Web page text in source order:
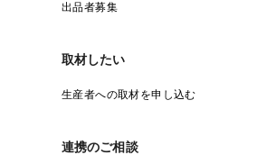
出品者募集
取材したい
生産者への取材を申し込む
連携のご相談